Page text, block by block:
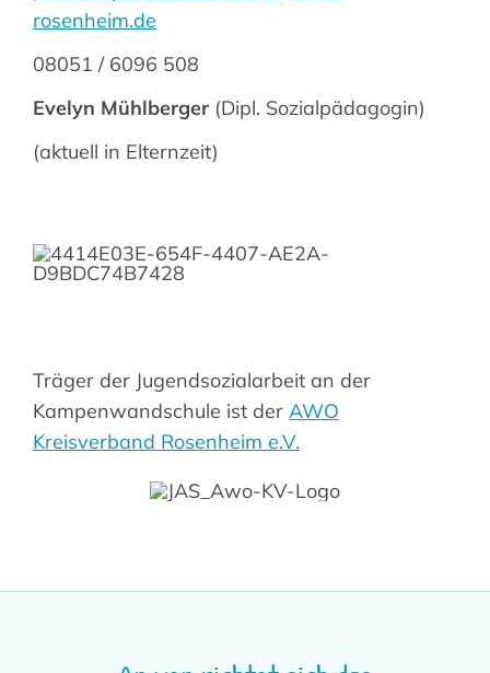
rosenheim.de
08051 / 6096 508
Evelyn Mühlberger (Dipl. Sozialpädagogin)
(aktuell in Elternzeit)
Träger der Jugendsozialarbeit an der
Kampenwandschule ist der AWO
Kreisverband Rosenheim e.V.